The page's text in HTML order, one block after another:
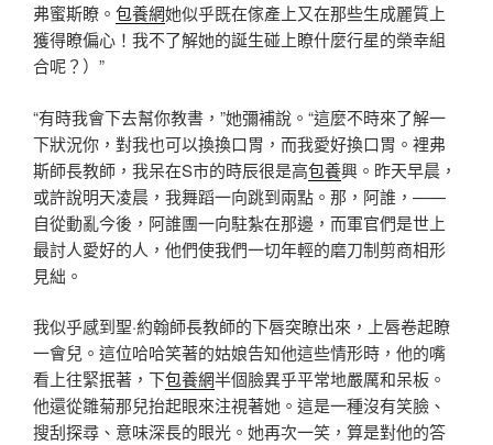
弗蜜斯瞭。 包養網她似乎既在傢產上又在那些生成麗質上
獲得瞭偏心！我不了解她的誕生碰上瞭什麼行星的榮幸組
合呢？）”
“有時我會下去幫你教書，”她彌補說。“這麼不時來了解一
下狀況你，對我也可以換換口胃，而我愛好換口胃。裡弗
斯師長教師，我呆在S市的時辰很是高包養興。昨天早晨，
或許說明天凌晨，我舞蹈一向跳到兩點。那，阿誰，——
自從動亂今後，阿誰團一向駐紮在那邊，而軍官們是世上
最討人愛好的人，他們使我們一切年輕的磨刀制剪商相形
見絀。
我似乎感到聖·約翰師長教師的下唇突瞭出來，上唇卷起瞭
一會兒。這位哈哈笑著的姑娘告知他這些情形時，他的嘴
看上往緊抿著，下包養網半個臉異乎平常地嚴厲和呆板。
他還從雛菊那兒抬起眼來注視著她。這是一種沒有笑臉、
搜刮探尋、意味深長的眼光。她再次一笑，算是對他的答